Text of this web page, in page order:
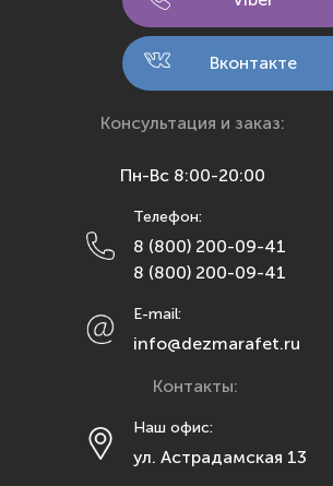
Кострома
Краснодар
Красноярск
Махачкала
Москва
Набережные Челны
Нижний Новгород
Новосибирск
Омск
Вконтакте
Консультация и заказ:
Пн-Вс 8:00-20:00
Телефон:
8 (800) 200-09-41
8 (800) 200-09-41
E-mail:
info@dezmarafet.ru
Контакты:
Наш офис:
ул. Астрадамская 13